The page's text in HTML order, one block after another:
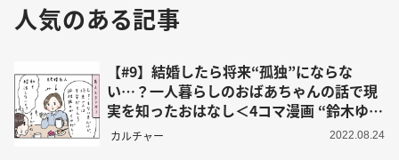
人気のある記事
【#9】結婚したら将来“孤独”にならな
い…？一人暮らしのおばあちゃんの話で現
実を知ったおはなし＜4コマ漫画 “鈴木ゆう
子”の日常＞
カルチャー 2022.08.24